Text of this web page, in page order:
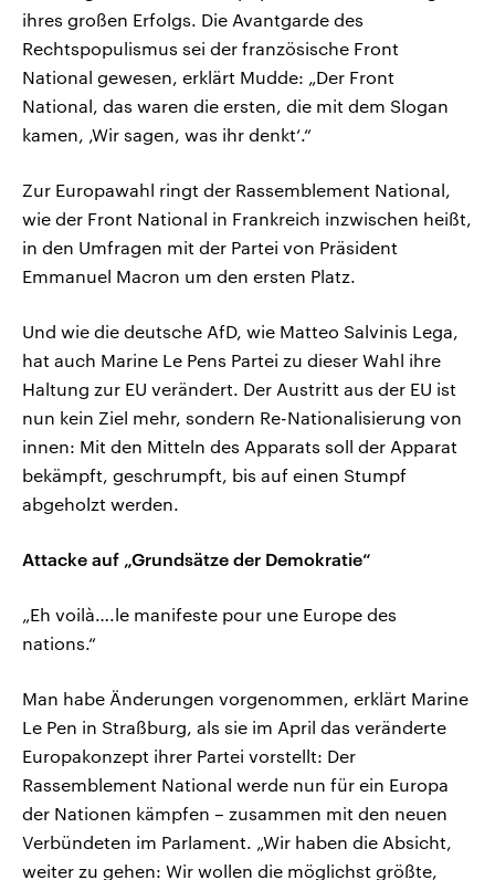
ihres großen Erfolgs. Die Avantgarde des
Rechtspopulismus sei der französische Front
National gewesen, erklärt Mudde: „Der Front
National, das waren die ersten, die mit dem Slogan
kamen, ‚Wir sagen, was ihr denkt‘.“
Zur Europawahl ringt der Rassemblement National,
wie der Front National in Frankreich inzwischen heißt,
in den Umfragen mit der Partei von Präsident
Emmanuel Macron um den ersten Platz.
Und wie die deutsche AfD, wie Matteo Salvinis Lega,
hat auch Marine Le Pens Partei zu dieser Wahl ihre
Haltung zur EU verändert. Der Austritt aus der EU ist
nun kein Ziel mehr, sondern Re-Nationalisierung von
innen: Mit den Mitteln des Apparats soll der Apparat
bekämpft, geschrumpft, bis auf einen Stumpf
abgeholzt werden.
Attacke auf „Grundsätze der Demokratie“
„Eh voilà….le manifeste pour une Europe des
nations.“
Man habe Änderungen vorgenommen, erklärt Marine
Le Pen in Straßburg, als sie im April das veränderte
Europakonzept ihrer Partei vorstellt: Der
Rassemblement National werde nun für ein Europa
der Nationen kämpfen – zusammen mit den neuen
Verbündeten im Parlament. „Wir haben die Absicht,
weiter zu gehen: Wir wollen die möglichst größte,